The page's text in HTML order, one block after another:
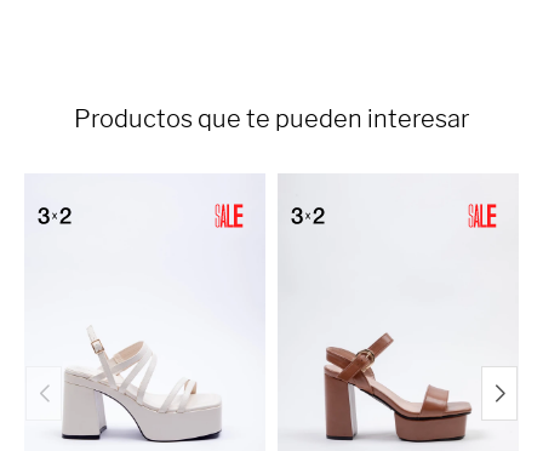
Productos que te pueden interesar